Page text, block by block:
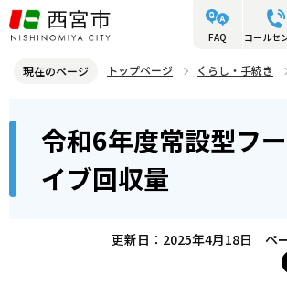
こ
の
ジ
頭
FAQ コールセ
現在のページ トップページ くらし・手続き
令和6年度常設型フードドライブ回収量
令和6年度常設型フ
イブ回収量
更新日：2025年4月18日
ペ